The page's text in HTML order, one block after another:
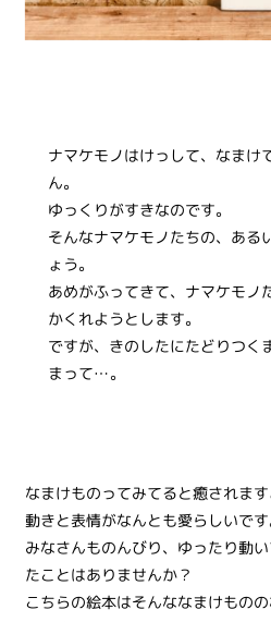
ナマケモノはけっして、なまけ
ん。
ゆっくりがすきなのです。
そんなナマケモノたちの、ある
ょう。
あめがふってきて、ナマケモノ
かくれようとします。
ですが、きのしたにたどりつく
まって…。
なまけものってみてると癒されま
動きと表情がなんとも愛らしいです
みなさんものんびり、ゆったり動
たことはありませんか？
こちらの絵本はそんななまけもの